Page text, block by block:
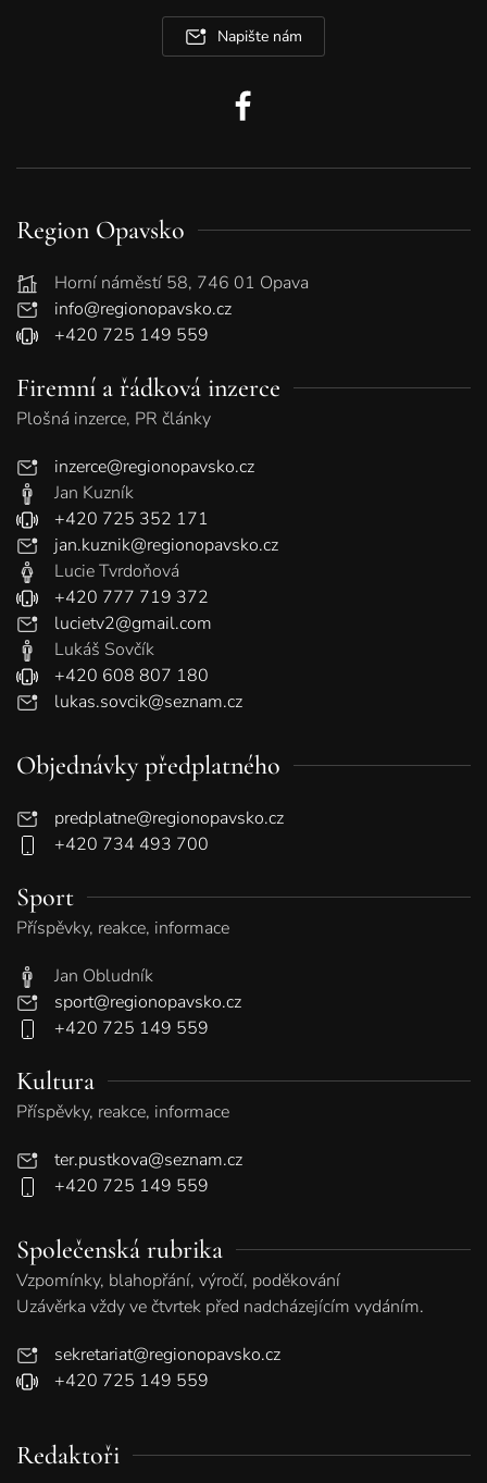
Napište nám
Region Opavsko
Horní náměstí 58, 746 01 Opava
info@regionopavsko.cz
+420 725 149 559
Firemní a řádková inzerce
Plošná inzerce, PR články
inzerce@regionopavsko.cz
Jan Kuzník
+420 725 352 171
jan.kuznik@regionopavsko.cz
Lucie Tvrdoňová
+420 777 719 372
lucietv2@gmail.com
Lukáš Sovčík
+420 608 807 180
lukas.sovcik@seznam.cz
Objednávky předplatného
predplatne@regionopavsko.cz
+420 734 493 700
Sport
Příspěvky, reakce, informace
Jan Obludník
sport@regionopavsko.cz
+420 725 149 559
Kultura
Příspěvky, reakce, informace
ter.pustkova@seznam.cz
+420 725 149 559
Společenská rubrika
Vzpomínky, blahopřání, výročí, poděkování
Uzávěrka vždy ve čtvrtek před nadcházejícím vydáním.
sekretariat@regionopavsko.cz
+420 725 149 559
Redaktoři